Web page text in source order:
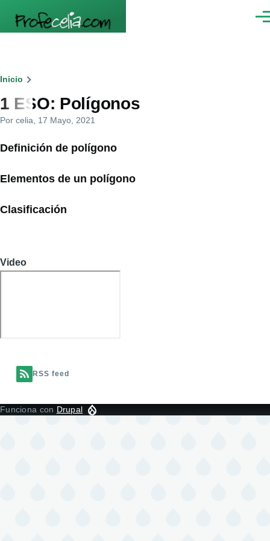
Ruta
de
navegación
Inicio
1 ESO: Polígonos
Por celia , 17 Mayo, 2021
Definición de polígono
Elementos de un polígono
Clasificación
Video
RSS feed
Funciona con Drupal